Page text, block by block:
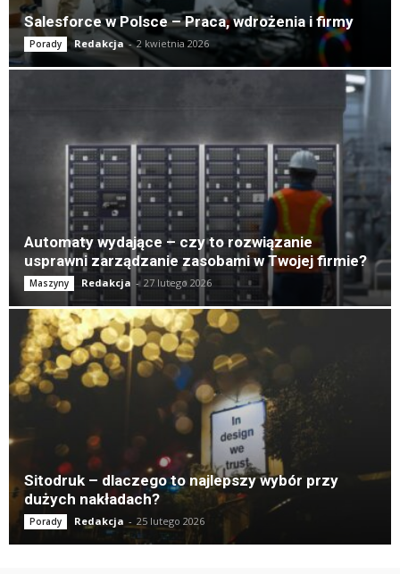
Salesforce w Polsce – Praca, wdrożenia i firmy
Porady Redakcja - 2 kwietnia 2026
Automaty wydające – czy to rozwiązanie
usprawni zarządzanie zasobami w Twojej firmie?
Maszyny Redakcja - 27 lutego 2026
Sitodruk – dlaczego to najlepszy wybór przy
dużych nakładach?
Porady Redakcja - 25 lutego 2026